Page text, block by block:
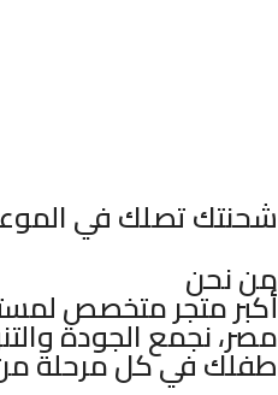
شحنتك تصلك في
من نحن
أكبر متجر متخصص
مصر، نجمع الجودة
طفلك في كل مرحلة